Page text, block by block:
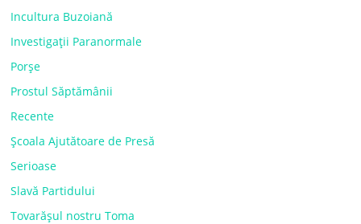
Incultura Buzoiană
Investigații Paranormale
Porșe
Prostul Săptămânii
Recente
Școala Ajutătoare de Presă
Serioase
Slavă Partidului
Tovarășul nostru Toma